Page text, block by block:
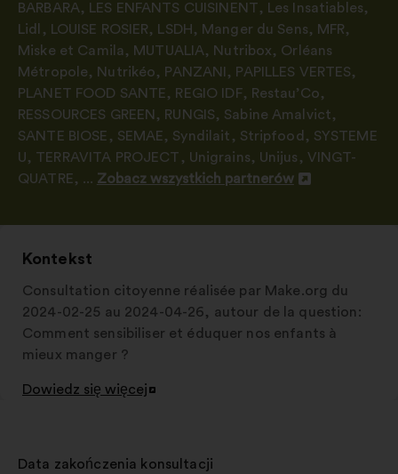
BARBARA, LES ENFANTS CUISINENT, Les Insatiables,
Lidl
, LOUISE ROSIER, LSDH , Manger du Sens, MFR,
Miske et Camila , MUTUALIA, Nutribox, Orléans
Métropole, Nutrikéo, PANZANI , PAPILLES VERTES,
PLANET FOOD SANTE, REGIO IDF, Restau’Co,
RESSOURCES GREEN , RUNGIS, Sabine Amalvict,
SANTE BIOSE , SEMAE, Syndilait , Stripfood , SYSTEME
U, TERRAVITA PROJECT , Unigrains, Unijus , VINGT-
QUATRE, ... Zobacz wszystkich partnerów
Otwieranie
Kontekst
Consultation citoyenne réalisée par Make.org du
2024-02-25 au 2024-04-26, autour de la question:
Comment sensibiliser et éduquer nos enfants à
mieux manger ?
Dowiedz się więcej
Otwieranie
zakładce
Data zakończenia konsultacji
: